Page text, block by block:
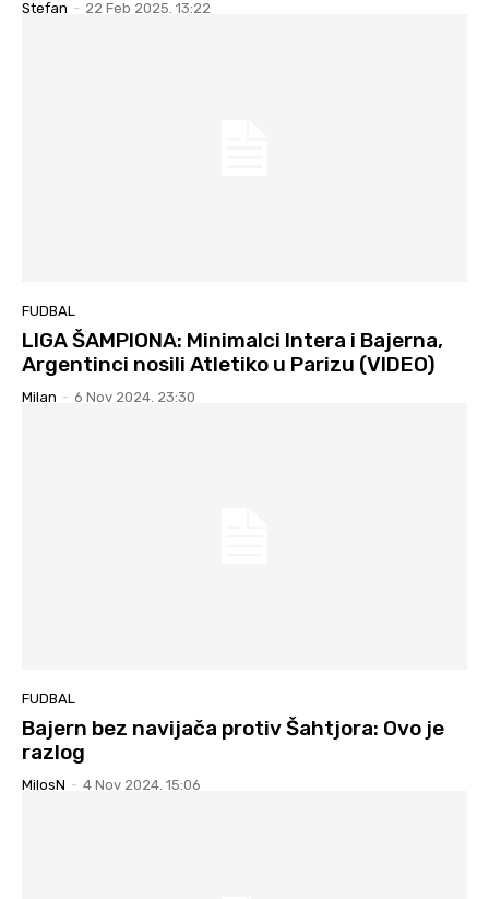
Stefan - 22 Feb 2025. 13:22
FUDBAL
LIGA ŠAMPIONA: Minimalci Intera i Bajerna,
Argentinci nosili Atletiko u Parizu (VIDEO)
Milan - 6 Nov 2024. 23:30
FUDBAL
Bajern bez navijača protiv Šahtjora: Ovo je
razlog
MilosN - 4 Nov 2024. 15:06